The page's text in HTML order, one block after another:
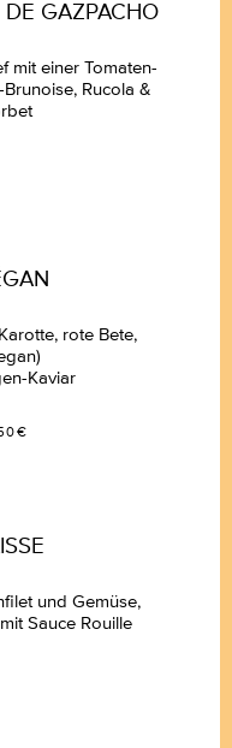
DE GAZPACHO
mit einer Tomaten-
Rucola &
rote Bete,
Kaviar
und Gemüse,
Sauce Rouille